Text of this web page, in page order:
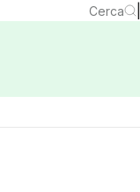
Cerca